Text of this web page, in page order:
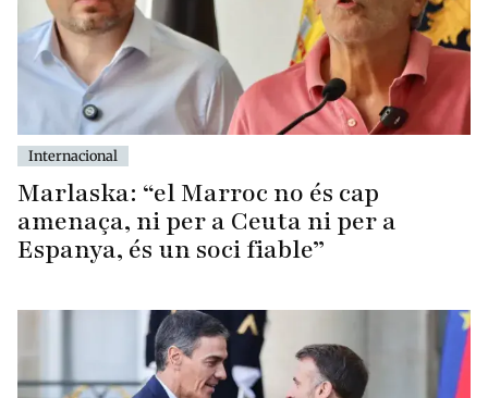
Internacional
Marlaska: “el Marroc no és cap
amenaça, ni per a Ceuta ni per a
Espanya, és un soci fiable”